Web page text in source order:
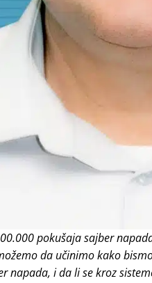
pokušaja sajber
da učinimo kako
napada, i da li se kroz